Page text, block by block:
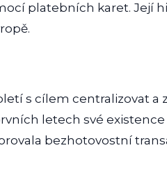
platebních karet. Její
s cílem centralizovat
letech své
bezhotovostní